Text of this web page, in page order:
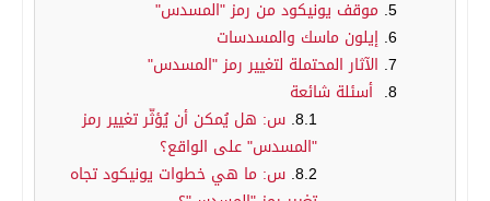
موقف يونيكود من رمز "المسدس"
إيلون ماسك والمسدسات
الآثار المحتملة لتغيير رمز "المسدس"
أسئلة شائعة
س: هل يُمكن أن يُؤثّر تغيير رمز
"المسدس" على الواقع؟
س: ما هي خطوات يونيكود تجاه